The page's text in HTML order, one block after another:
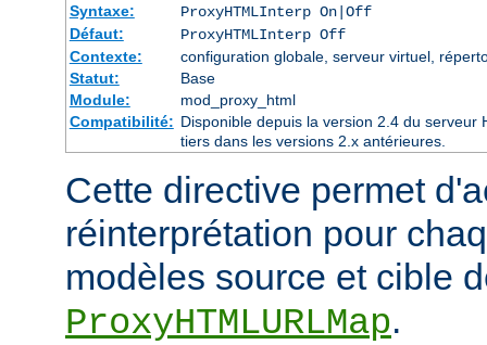
Syntaxe:
ProxyHTMLInterp On|Off
Défaut:
ProxyHTMLInterp Off
Contexte:
configuration globale, serveur virtuel,
Statut:
Base
Module:
mod_proxy_html
Compatibilité: Disponible depuis la version 2.4 du serveur
tiers dans les versions 2.x antérieures.
Cette directive permet
réinterprétation pour
modèles source et cible
ProxyHTMLURLMap.